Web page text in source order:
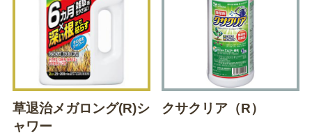
草退治メガロング(R)シ
ャワー
クサクリア（R）